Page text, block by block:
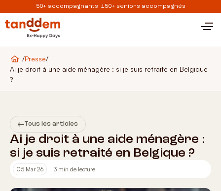
50+ accompagnants 150+ seniors accompagnés
/Presse/
Ai je droit à une aide ménagère : si je suis retraité en Belgique
?
Tous les articles
Ai je droit à une aide ménagère :
si je suis retraité en Belgique ?
05 Mar 26 3 min de lecture